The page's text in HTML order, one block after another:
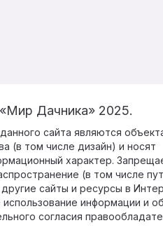
Дачника» 2025.
сайта являются
(в том числе дизайн) и носят
характер.
(в том числе
сайты и ресурсы в
информации и
согласия